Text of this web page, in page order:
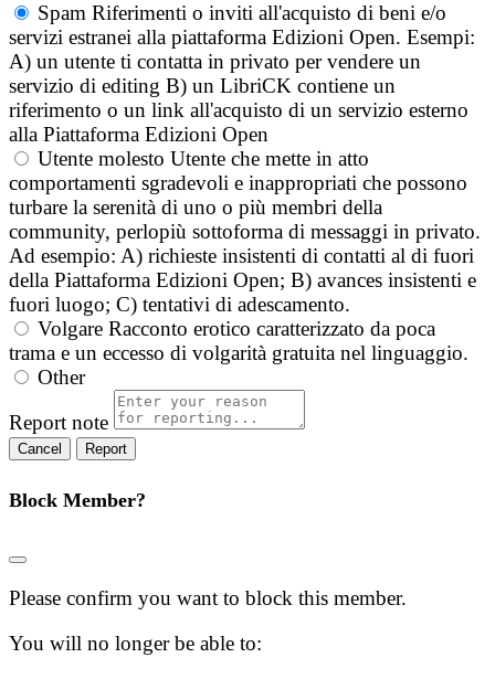
Spam Riferimenti o inviti all'acquisto di beni e/o
servizi estranei alla piattaforma Edizioni Open. Esempi:
A) un utente ti contatta in privato per vendere un
servizio di editing B) un LibriCK contiene un
riferimento o un link all'acquisto di un servizio esterno
alla Piattaforma Edizioni Open
Utente molesto Utente che mette in atto
comportamenti sgradevoli e inappropriati che possono
turbare la serenità di uno o più membri della
community, perlopiù sottoforma di messaggi in privato.
Ad esempio: A) richieste insistenti di contatti al di fuori
della Piattaforma Edizioni Open; B) avances insistenti e
fuori luogo; C) tentativi di adescamento.
Volgare Racconto erotico caratterizzato da poca
trama e un eccesso di volgarità gratuita nel linguaggio.
Other
Report note
Report
Block Member?
Please confirm you want to block this member.
You will no longer be able to: